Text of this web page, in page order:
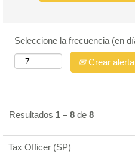
Seleccione la frecuencia (en
Crear alerta
Resultados 1 – 8 de 8
Tax Officer (SP)